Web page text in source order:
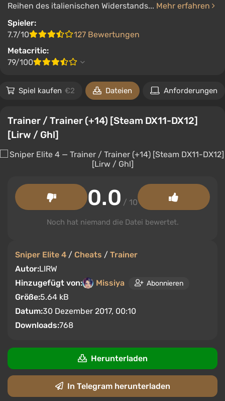
Reihen des italienischen Widerstands... Mehr erfahren
Spieler:
7.7/10
127 Bewertungen
Metacritic:
79/100
Spiel kaufen €2 Dateien Anforderungen
Trainer / Trainer (+14) [Steam DX11-DX12]
[Lirw / Ghl]
Sniper Elite 4 / Cheats / Trainer
Autor:LIRW
Hinzugefügt von:
Missiya Abonnieren
Größe:5.64 kB
Datum:30 Dezember 2017, 00:10
Downloads:768
0.0 / 10
Noch hat niemand die Datei bewertet.
Herunterladen
In Telegram herunterladen